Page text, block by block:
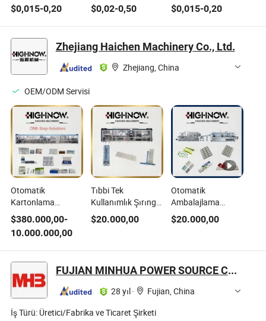
Amber Boru veya
Kalıplanmış Cam
Şişeler
$0,015-0,20
100ml Tıbbi
Enjeksiyon veya
Kozmetik için
Kalıplanmış Küçük
Cam Şişe Vial
$0,02-0,50
veya Kalıplanmış
Cam Ampul
$0,015-0,20
Zhejiang Haichen Machinery Co., Ltd.
Zhejiang, China
OEM/ODM Servisi
Otomatik
Kartonlama
Makinesi
Paketleme Üretim
Hattı Tıbbi Tek
Kullanımlık Şırınga
Sağlık Takviyesi
Ambalajlama
Makineleri
$380.000,00-
10.000.000,00
Tıbbi Tek
Kullanımlık Şırınga
için Kağıt Tepsi
Karton Paketleme
Kartonlama
$20.000,00
Otomatik
Ambalajlama
Makinesi
Alüminyum-PVC
Makinesi Ambalaj
$20.000,00
FUJIAN MINHUA POWER SOURCE CO., LTD.
28 yıl ·
Fujian, China
İş Türü: Üretici/Fabrika ve Ticaret Şirketi